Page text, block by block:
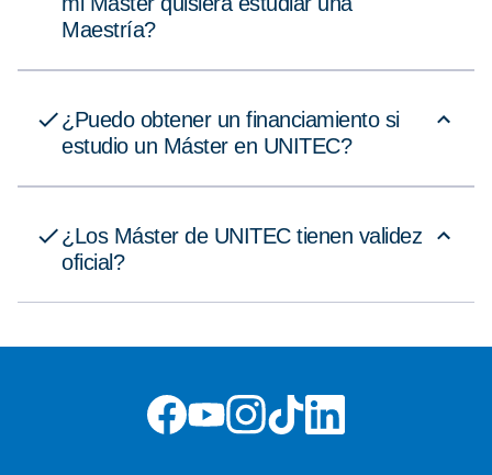
Maestría?
¿Puedo obtener un financiamiento si
estudio un Máster en UNITEC?
¿Los Máster de UNITEC tienen validez
oficial?